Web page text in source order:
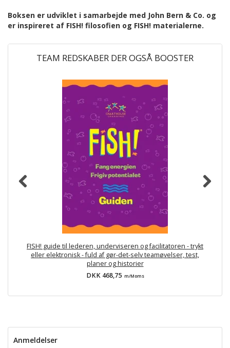
Boksen er udviklet i samarbejde med John Bern & Co. og
er inspireret af FISH! filosofien og FISH! materialerne.
TEAM REDSKABER DER OGSÅ BOOSTER
FISH! guide til lederen, underviseren og facilitatoren - trykt
eller elektronisk - fuld af gør-det-selv teamøvelser, test,
planer og historier
DKK 468,75 m/Moms
Anmeldelser